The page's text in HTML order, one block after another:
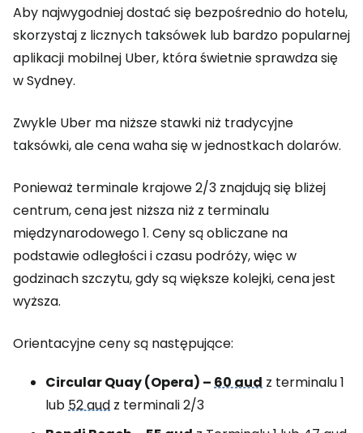
Aby najwygodniej dostać się bezpośrednio do hotelu,
skorzystaj z licznych taksówek lub bardzo popularnej
aplikacji mobilnej Uber, która świetnie sprawdza się
w Sydney.
Zwykle Uber ma niższe stawki niż tradycyjne
taksówki, ale cena waha się w jednostkach dolarów.
Ponieważ terminale krajowe 2/3 znajdują się bliżej
centrum, cena jest niższa niż z terminalu
międzynarodowego 1. Ceny są obliczane na
podstawie odległości i czasu podróży, więc w
godzinach szczytu, gdy są większe kolejki, cena jest
wyższa.
Orientacyjne ceny są następujące:
Circular Quay (Opera) –60 aud z terminalu 1
lub52 aud z terminali 2/3